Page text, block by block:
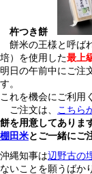
杵つき餅
餅米の王様と呼ば
培）を使用した最上
明日の午前中にご注
す。
これを機会にご利用
ご注文は、 こちら
餅を用意してありま
棚田米とご一緒にご
沖縄知事は辺野古の
ないことを願うばか